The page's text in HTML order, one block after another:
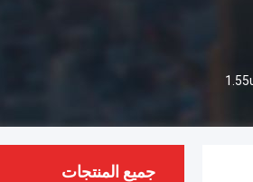
جميع المنتجات